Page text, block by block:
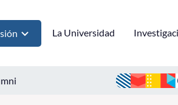
La Universidad